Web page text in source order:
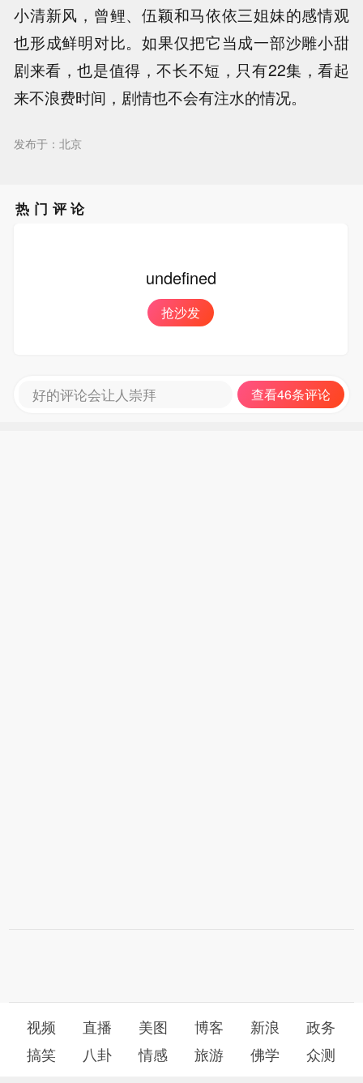
小清新风，曾鲤、伍颖和马依依三姐妹的感情观
也形成鲜明对比。如果仅把它当成一部沙雕小甜
剧来看，也是值得，不长不短，只有22集，看起
来不浪费时间，剧情也不会有注水的情况。
发布于：北京
热门评论
undefined
抢沙发
好的评论会让人崇拜 查看46条评论
视频 直播 美图 博客 新浪
政务
搞笑
八卦 情感 旅游 佛学 众测